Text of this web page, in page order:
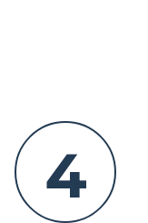
4